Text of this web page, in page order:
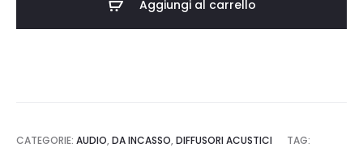
Aggiungi al carrello
CATEGORIE: AUDIO, DA INCASSO, DIFFUSORI ACUSTICI
TAG: